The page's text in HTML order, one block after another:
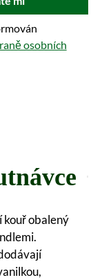
osobních
kouř obalený